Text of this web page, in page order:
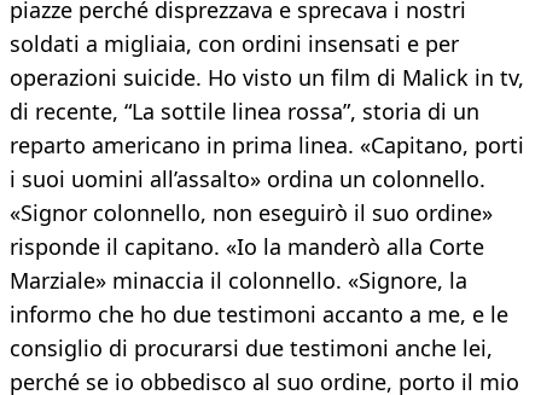
piazze perché disprezzava e sprecava i nostri
soldati a migliaia, con ordini insensati e per
operazioni suicide. Ho visto un film di Malick in tv,
di recente, “La sottile linea rossa”, storia di un
reparto americano in prima linea. «Capitano, porti
i suoi uomini all’assalto» ordina un colonnello.
«Signor colonnello, non eseguirò il suo ordine»
risponde il capitano. «Io la manderò alla Corte
Marziale» minaccia il colonnello. «Signore, la
informo che ho due testimoni accanto a me, e le
consiglio di procurarsi due testimoni anche lei,
perché se io obbedisco al suo ordine, porto il mio